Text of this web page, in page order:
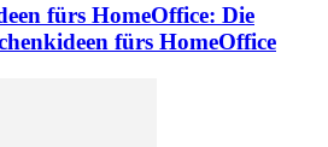
fürs HomeOffice: Die
fürs HomeOffice